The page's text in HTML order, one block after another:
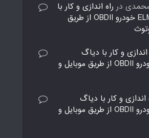
در راه اندازی و کار با
دیاگ ELM327 خودرو OBDII از طریق
اندازی و کار با دیاگ
ELM327 خودرو OBDII از طریق موبایل و
اندازی و کار با دیاگ
ELM327 خودرو OBDII از طریق موبایل و